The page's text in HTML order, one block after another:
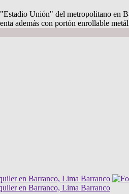
Unión" del metropolitano
además con portón enrollable